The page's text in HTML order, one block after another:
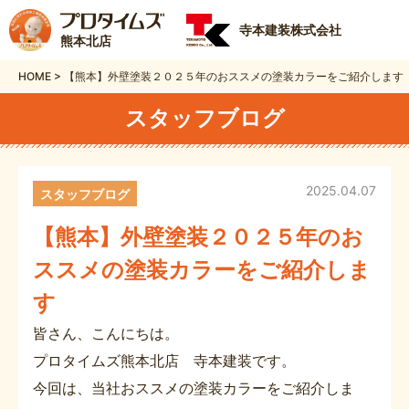
熊本北店
寺本建装株式会社
HOME > 【熊本】外壁塗装２０２５年のおススメの塗装カラーをご紹介します
スタッフブログ
【熊本】外壁塗装２０２５年のお
ススメの塗装カラーをご紹介しま
す
2025.04.07
スタッフブログ
皆さん、こんにちは。
プロタイムズ熊本北店 寺本建装です。
今回は、当社おススメの塗装カラーをご紹介しま